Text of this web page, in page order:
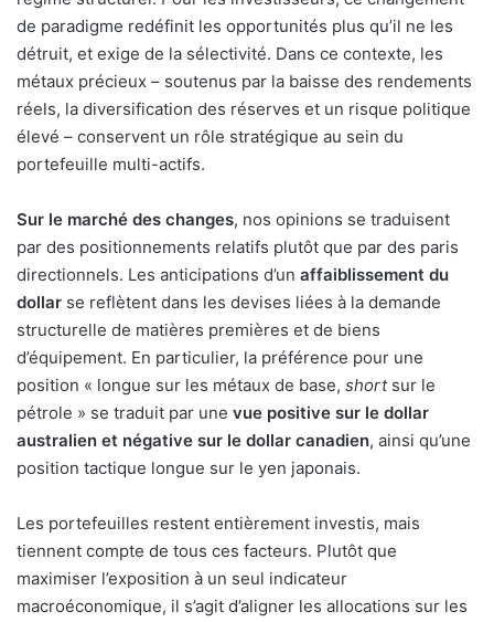
de paradigme redéfinit les opportunités plus qu’il ne les
détruit, et exige de la sélectivité. Dans ce contexte, les
métaux précieux – soutenus par la baisse des rendements
réels, la diversification des réserves et un risque politique
élevé – conservent un rôle stratégique au sein du
portefeuille multi-actifs.
Sur le marché des changes, nos opinions se traduisent
par des positionnements relatifs plutôt que par des paris
directionnels. Les anticipations d’un affaiblissement du
dollar se reflètent dans les devises liées à la demande
structurelle de matières premières et de biens
d’équipement. En particulier, la préférence pour une
position « longue sur les métaux de base, shortsur le
pétrole » se traduit par une vue positive sur le dollar
australien et négative sur le dollar canadien, ainsi qu’une
position tactique longue sur le yen japonais.
Les portefeuilles restent entièrement investis, mais
tiennent compte de tous ces facteurs. Plutôt que
maximiser l’exposition à un seul indicateur
macroéconomique, il s’agit d’aligner les allocations sur les